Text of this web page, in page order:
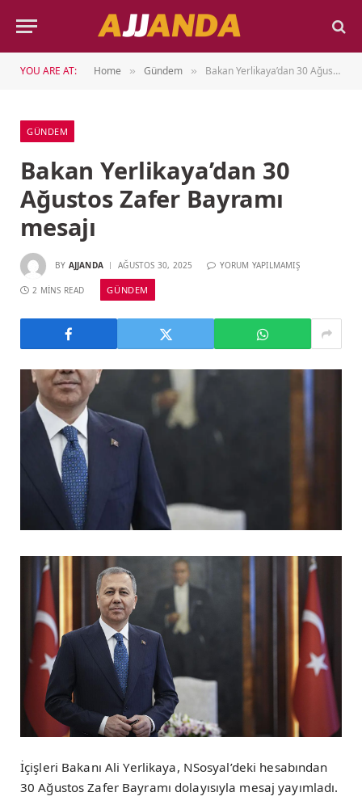
YOU ARE AT: Home » Gündem » Bakan Yerlikaya’dan 30 Ağustos Zafer Bayramı mesajı
GÜNDEM
Bakan Yerlikaya’dan 30
Ağustos Zafer Bayramı
mesajı
BY AJJANDA AĞUSTOS 30, 2025 YORUM YAPILMAMIŞ
2 MINS READ GÜNDEM
İçişleri Bakanı Ali Yerlikaya, NSosyal’deki hesabından
30 Ağustos Zafer Bayramı dolayısıyla mesaj yayımladı.